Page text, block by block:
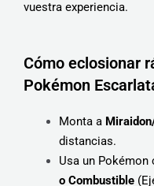
vuestra experiencia.
Cómo eclosionar
Pokémon
Monta a
distancias.
Usa un Pokémon
o Combustible